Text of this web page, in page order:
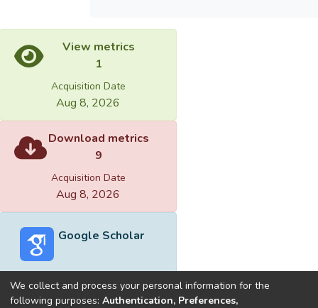
View metrics
1
Acquisition Date
Aug 8, 2026
Download metrics
9
Acquisition Date
Aug 8, 2026
Google Scholar
We collect and process your personal information for the
following purposes: Authentication, Preferences,